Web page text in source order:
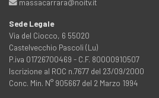
massacarrara@noitv.it
Sede Legale
Via del Ciocco, 6 55020
Castelvecchio Pascoli (Lu)
P.iva 01726700469 - C.F. 80000910507
Iscrizione al ROC n.7677 del 23/09/2000
Conc. Min. N° 905667 del 2 Marzo 1994